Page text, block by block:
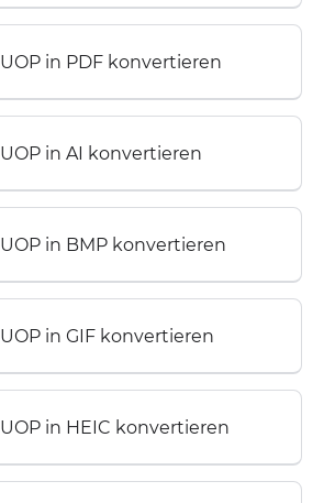
UOP in PDF konvertieren
UOP in AI konvertieren
UOP in BMP konvertieren
UOP in GIF konvertieren
UOP in HEIC konvertieren